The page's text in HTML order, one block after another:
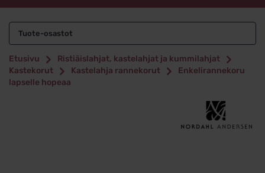
Tuote-osastot
Etusivu
Ristiäislahjat, kastelahjat ja kummilahjat
Kastekorut
Kastelahja rannekorut
Enkelirannekoru
lapselle hopeaa